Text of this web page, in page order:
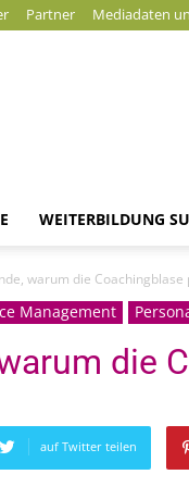
Partner Mediadaten
WEITERBILDUNG
warum die Coachingblase
Management
die
auf Twitter teilen